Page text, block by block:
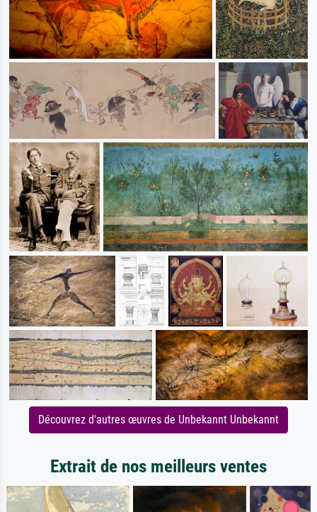
Découvrez d'autres œuvres de Unbekannt Unbekannt
Extrait de nos meilleurs ventes